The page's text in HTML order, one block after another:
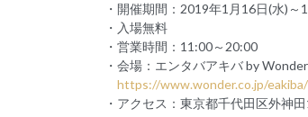
・開催期間：2019年1月16日(水)～
・入場無料
・営業時間：11:00～20:00
・会場：エンタバアキバ by
https://www.wonder.co.jp/eakiba/
・アクセス：東京都千代田区外神